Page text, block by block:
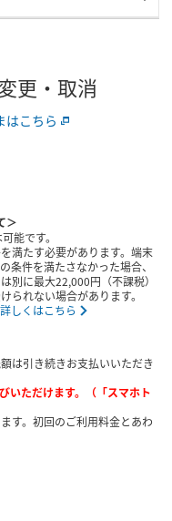
更・取消
はこちら
＞
能です。
満たす必要があります。端末
条件を満たさなかった場合、
別に最大22,000円（不課税）
られない場合があります。
しくはこちら
は引き続きお支払いいただき
いただけます。（「スマホト
す。初回のご利用料金とあわ